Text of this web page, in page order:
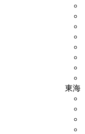
東海